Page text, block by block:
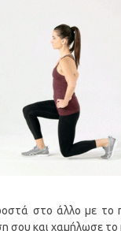
στο άλλο με το
σου και χαμήλωσε το